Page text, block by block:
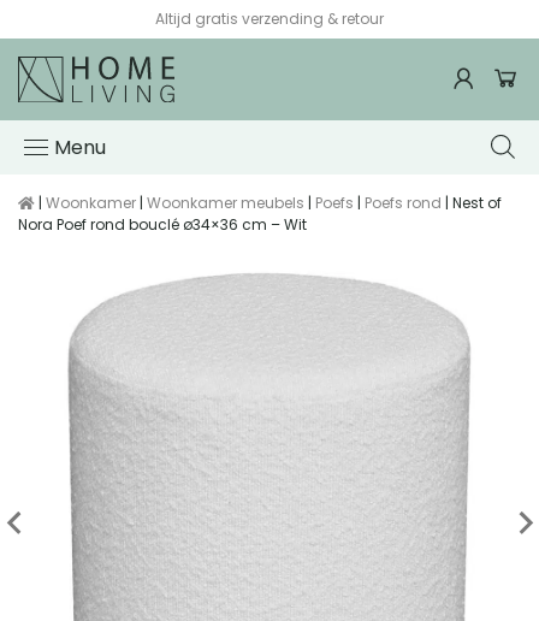
Altijd gratis verzending & retour
Menu
| Woonkamer | Woonkamer meubels | Poefs | Poefs rond | Nest of
Nora Poef rond bouclé ø34×36 cm – Wit